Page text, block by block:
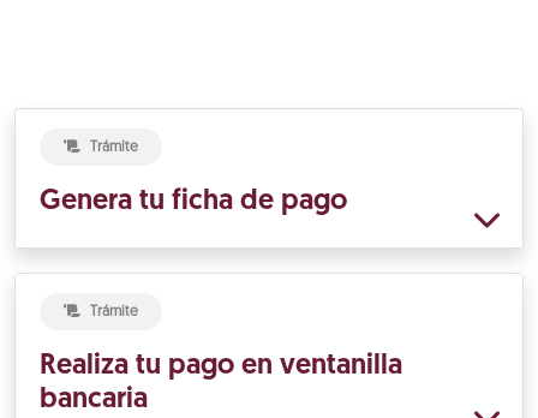
Trámite
Genera tu ficha de pago
Trámite
Realiza tu pago en ventanilla
bancaria